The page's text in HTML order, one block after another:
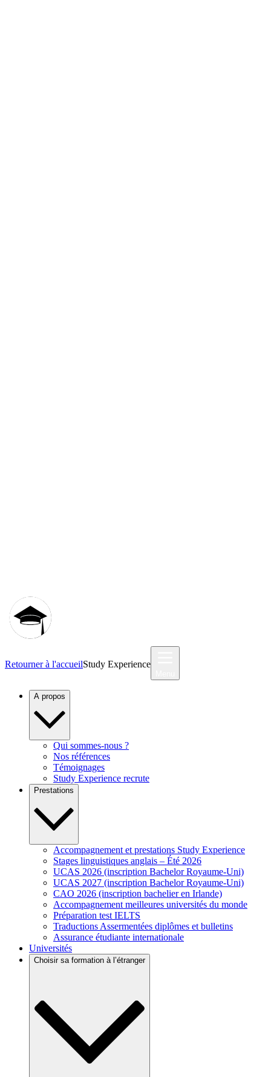
Retourner à l'accueilStudy Experience
A propos
Qui sommes-nous ?
Nos références
Témoignages
Study Experience recrute
Prestations
Accompagnement et prestations Study Experience
Stages linguistiques anglais – Été 2026
UCAS 2026 (inscription Bachelor Royaume-Uni)
UCAS 2027 (inscription Bachelor Royaume-Uni)
CAO 2026 (inscription bachelier en Irlande)
Accompagnement meilleures universités du monde
Préparation test IELTS
Traductions Assermentées diplômes et bulletins
Assurance étudiante internationale
Universités
Choisir sa formation à l’étranger